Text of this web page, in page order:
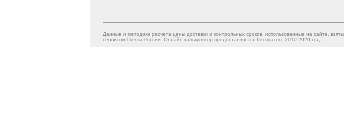
Данные и методики расчета цены доставки и контрольных сроков, использованные на сайте,
сервисом Почты России. Онлайн калькулятор предоставляется бесплатно. 2010-2020 год.